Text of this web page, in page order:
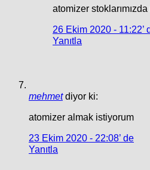
atomizer
26 Ekim 2020 - 11:22’
Yanıtla
mehmet diyor ki:
atomizer almak istiyorum
23 Ekim 2020 - 22:08’ de
Yanıtla